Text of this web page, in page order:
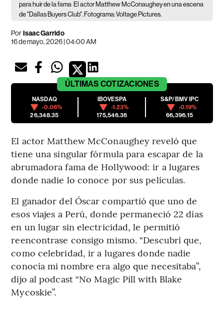
para huir de la fama El actor Matthew McConaughey en una escena
de "Dallas Buyers Club". Fotograma: Voltage Pictures.
PorIsaac Garrido
16 de mayo, 2026 | 04:00 AM
ÚLTIMAS COTIZACIONES
NASDAQ
-0.06%
26,348.35
IBOVESPA
-1.23%
175,546.36
S&P/BMV IPC
-0.19%
66,396.15
El actor Matthew McConaughey reveló que
tiene una singular fórmula para escapar de la
abrumadora fama de Hollywood: ir a lugares
donde nadie lo conoce por sus películas.
El ganador del Óscar compartió que uno de
esos viajes a Perú, donde permaneció 22 días
en un lugar sin electricidad, le permitió
reencontrase consigo mismo. “Descubrí que,
como celebridad, ir a lugares donde nadie
conocía mi nombre era algo que necesitaba”,
dijo al podcast “No Magic Pill with Blake
Mycoskie”.